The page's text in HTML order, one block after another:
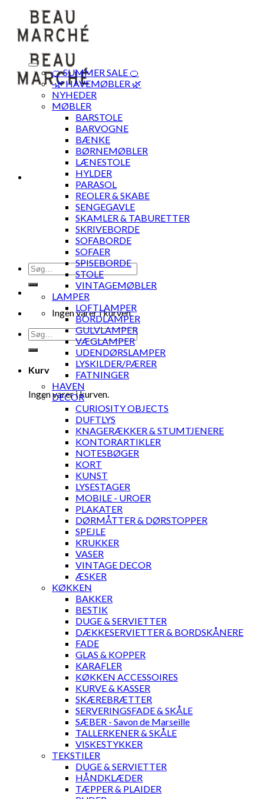
content
Søg
efter:
Ingen varer i kurven.
Søg
efter:
Kurv
Ingen varer i kurven.
🍊 SUMMER SALE 🍊
·🌿 HAVEMØBLER 🌿
NYHEDER
MØBLER
BARSTOLE
BARVOGNE
BÆNKE
BØRNEMØBLER
LÆNESTOLE
HYLDER
PARASOL
REOLER & SKABE
SENGEGAVLE
SKAMLER & TABURETTER
SKRIVEBORDE
SOFABORDE
SOFAER
SPISEBORDE
STOLE
VINTAGEMØBLER
LAMPER
LOFTLAMPER
BORDLAMPER
GULVLAMPER
VÆGLAMPER
UDENDØRSLAMPER
LYSKILDER/PÆRER
FATNINGER
HAVEN
DECOR
CURIOSITY OBJECTS
DUFTLYS
KNAGERÆKKER & STUMTJENERE
KONTORARTIKLER
NOTESBØGER
KORT
KUNST
LYSESTAGER
MOBILE - UROER
PLAKATER
DØRMÅTTER & DØRSTOPPER
SPEJLE
KRUKKER
VASER
VINTAGE DECOR
ÆSKER
KØKKEN
BAKKER
BESTIK
DUGE & SERVIETTER
DÆKKESERVIETTER & BORDSKÅNERE
FADE
GLAS & KOPPER
KARAFLER
KØKKEN ACCESSOIRES
KURVE & KASSER
SKÆREBRÆTTER
SERVERINGSFADE & SKÅLE
SÆBER - Savon de Marseille
TALLERKENER & SKÅLE
VISKESTYKKER
TEKSTILER
DUGE & SERVIETTER
HÅNDKLÆDER
TÆPPER & PLAIDER